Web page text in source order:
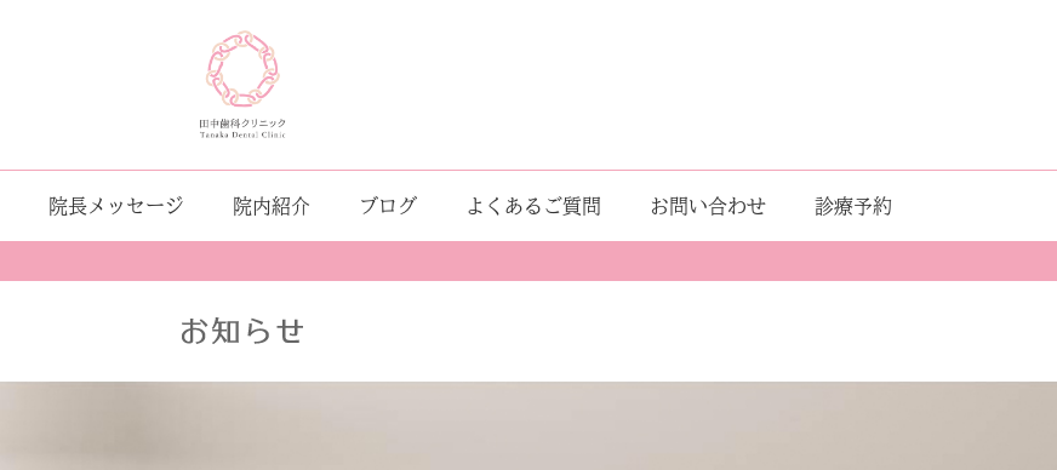
院長メッセージ 院内紹介 ブログ よくあるご質問 お問い合わせ 診療予約